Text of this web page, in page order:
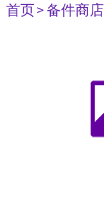
首页> 备件商店